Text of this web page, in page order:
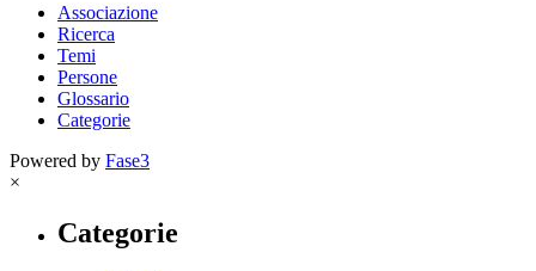
Associazione
Ricerca
Temi
Persone
Glossario
Categorie
Powered by Fase3
×
Categorie